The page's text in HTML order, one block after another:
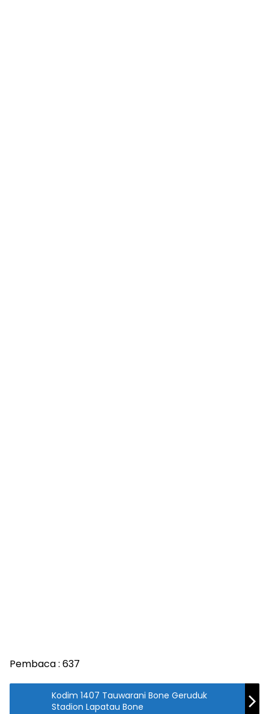
Pembaca : 637
Kodim 1407 Tauwarani Bone Geruduk
Stadion Lapatau Bone